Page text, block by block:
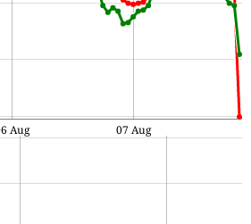
Aug 07 Aug